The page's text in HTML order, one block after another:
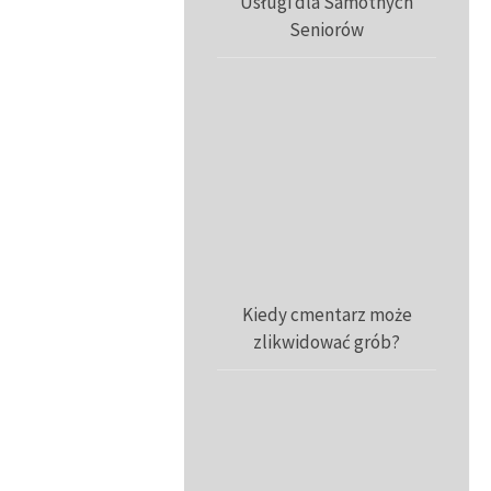
Seniorów
Kiedy cmentarz może
zlikwidować grób?